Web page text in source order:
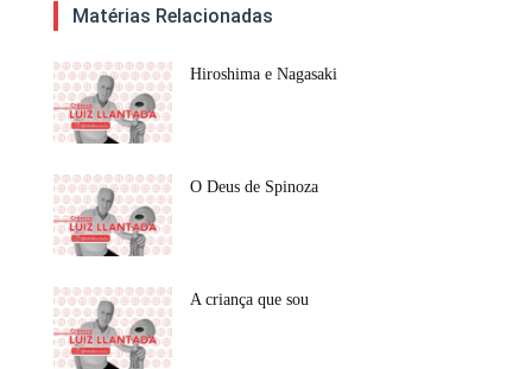
Matérias Relacionadas
Hiroshima e Nagasaki
O Deus de Spinoza
A criança que sou